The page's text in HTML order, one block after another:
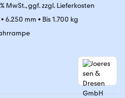
MwSt. ggf. zzgl. Lieferkosten
• 6.250 mm • Bis 1.700 kg